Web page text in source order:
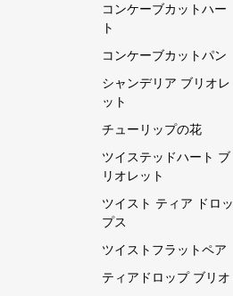
ーン
クリソコラの原石
クリソプレーズ宝石
グレームーンストーン
グロッシュラー ガーネ
ット
クロム透輝石
コーヒームーンストー
ン
コーラル
ゴールデンムーンスト
ーン
コンケーブカットハー
ト
コンケーブカットパン
シャンデリア ブリオレ
ット
チューリップの花
ツイステッドハート ブ
リオレット
ツイスト ティア ドロッ
プス
ツイストフラットペア
ティアドロップ ブリオ